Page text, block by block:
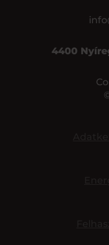
4400